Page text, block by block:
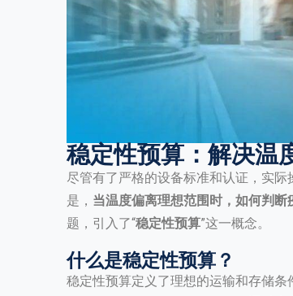
稳定性预算：解决温
尽管有了严格的设备标准和认证，实
是， 当温度偏离理想范围时，如何判
题，引入了“稳定性预算”这一概念。
什么是稳定性预算？
稳定性预算定义了理想的运输和存储条